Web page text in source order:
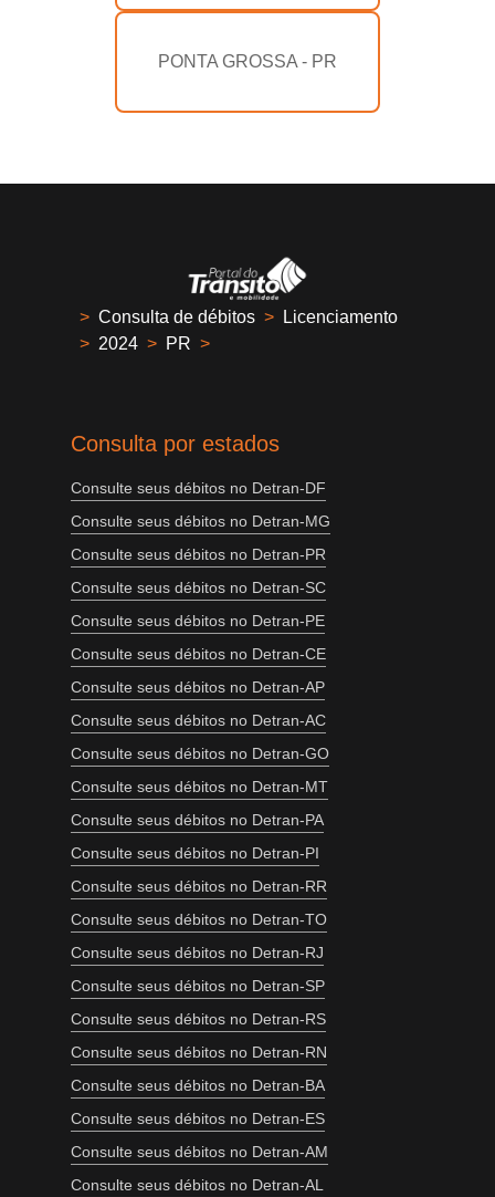
PONTA GROSSA - PR
> Consulta de débitos >
Licenciamento
> 2024 > PR >
Consulta por estados
Consulte seus débitos no Detran-DF
Consulte seus débitos no Detran-MG
Consulte seus débitos no Detran-PR
Consulte seus débitos no Detran-SC
Consulte seus débitos no Detran-PE
Consulte seus débitos no Detran-CE
Consulte seus débitos no Detran-AP
Consulte seus débitos no Detran-AC
Consulte seus débitos no Detran-GO
Consulte seus débitos no Detran-MT
Consulte seus débitos no Detran-PA
Consulte seus débitos no Detran-PI
Consulte seus débitos no Detran-RR
Consulte seus débitos no Detran-TO
Consulte seus débitos no Detran-RJ
Consulte seus débitos no Detran-SP
Consulte seus débitos no Detran-RS
Consulte seus débitos no Detran-RN
Consulte seus débitos no Detran-BA
Consulte seus débitos no Detran-ES
Consulte seus débitos no Detran-AM
Consulte seus débitos no Detran-AL